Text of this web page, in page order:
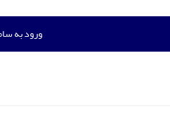
ورود به